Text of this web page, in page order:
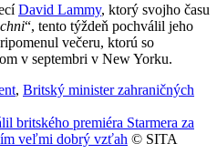
David Lammy, ktorý svojho času
“, tento týždeň pochválil jeho
večeru, ktorú so
v septembri v New Yorku.
, Britský minister zahraničných
britského premiéra Starmera za
veľmi dobrý vzťah © SITA